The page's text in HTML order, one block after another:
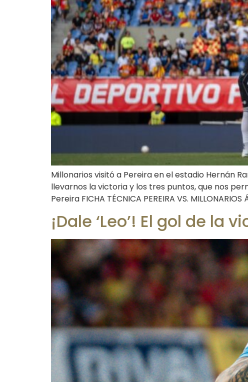
Millonarios visitó a Pereira en el estadio Hernán
llevarnos la victoria y los tres puntos, que nos
Pereira FICHA TÉCNICA PEREIRA VS.
¡Dale ‘Leo’! El gol de